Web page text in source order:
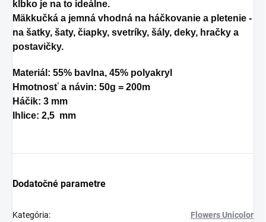
klbko je na to ideálne.
Mäkkučká a jemná vhodná na háčkovanie a pletenie -
na šatky, šaty, čiapky, svetríky, šály, deky, hračky a
postavičky.
Materiál: 55% bavlna, 45% polyakryl
Hmotnosť a návin: 50g = 200m
Háčik: 3 mm
Ihlice: 2,5 mm
Dodatočné parametre
Kategória: Flowers Unicolor